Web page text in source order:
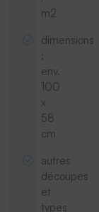
m2
dimensions
:
env.
100
x
58
cm
autres
découpes
et
types